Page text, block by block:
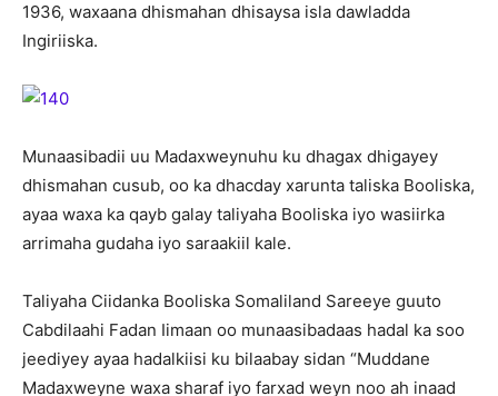
1936, waxaana dhismahan dhisaysa isla dawladda
Ingiriiska.
Munaasibadii uu Madaxweynuhu ku dhagax dhigayey
dhismahan cusub, oo ka dhacday xarunta taliska Booliska,
ayaa waxa ka qayb galay taliyaha Booliska iyo wasiirka
arrimaha gudaha iyo saraakiil kale.
Taliyaha Ciidanka Booliska Somaliland Sareeye guuto
Cabdilaahi Fadan Iimaan oo munaasibadaas hadal ka soo
jeediyey ayaa hadalkiisi ku bilaabay sidan “Muddane
Madaxweyne waxa sharaf iyo farxad weyn noo ah inaad